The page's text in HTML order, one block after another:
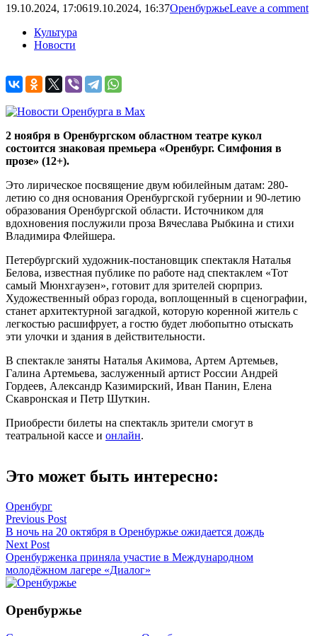
19.10.2024, 17:0619.10.2024, 16:37ОренбуржьеLeave a comment
Культура
Новости
2 ноября в Оренбургском областном театре кукол
состоится знаковая премьера «Оренбург. Симфония в
прозе» (12+).
Это лирическое посвящение двум юбилейным датам: 280-
летию со дня основания Оренбургской губернии и 90-летию
образования Оренбургской области. Источником для
вдохновения послужили проза Вячеслава Рыбкина и стихи
Владимира Флейшера.
Петербургский художник-постановщик спектакля Наталья
Белова, известная публике по работе над спектаклем «Тот
самый Мюнхгаузен», готовит для зрителей сюрприз.
Художественный образ города, воплощенный в сценографии,
станет архитектурной загадкой, которую коренной житель с
легкостью расшифрует, а гостю будет любопытно отыскать
эти улочки и здания в действительности.
В спектакле заняты Наталья Акимова, Артем Артемьев,
Галина Артемьева, заслуженный артист России Андрей
Гордеев, Александр Казимирский, Иван Панин, Елена
Скавронская и Петр Шуткин.
Приобрести билеты на спектакль зрители смогут в
театральной кассе и онлайн.
Это может быть интересно:
Оренбург
Навигация
по
записям
Previous Post
В ночь на 20 октября в Оренбуржье ожидается дождь
Next Post
Оренбурженка приняла участие в Международном
молодёжном лагере «Диалог»
Оренбуржье